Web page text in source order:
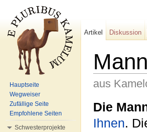
aus
Die
Ihnen.
Artikel
Diskussion
Hauptseite
Wegweiser
Zufällige Seite
Empfohlene Seiten
Schwesterprojekte